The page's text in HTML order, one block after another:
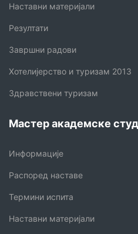
Наставни материјали
Резултати
Завршни радови
Хотелијерство и туризам 2013
Здравствени туризам
Мастер академске
Информације
Распоред наставе
Термини испита
Наставни материјали